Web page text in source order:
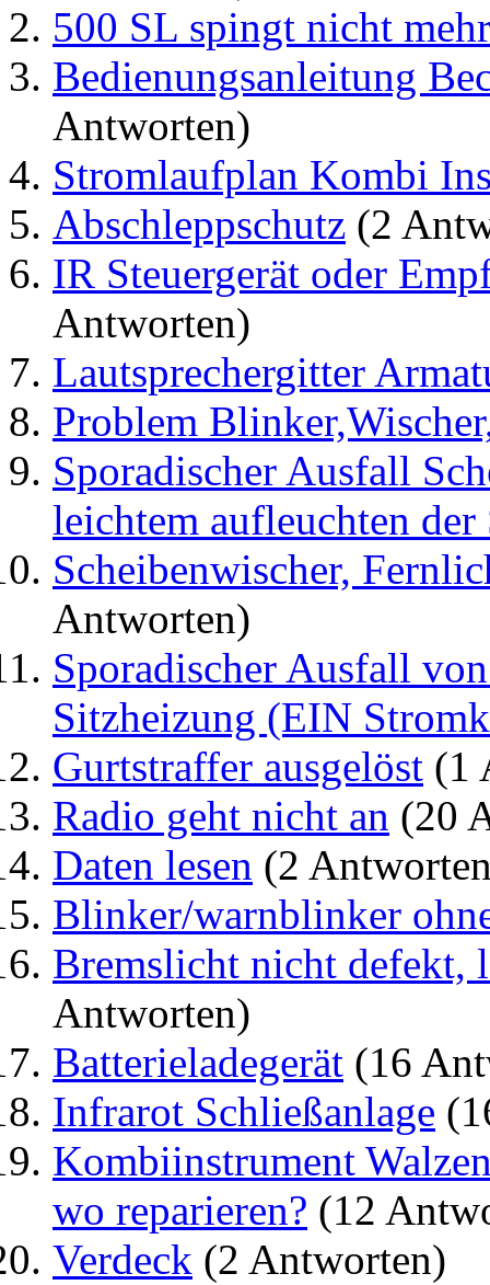
500 SL spingt nicht
Bedienungsanleitung
Antworten)
Stromlaufplan Kombi
Abschleppschutz (2
IR Steuergerät oder
Antworten)
Lautsprechergitter
Problem
Sporadischer Ausfall
leichtem aufleuchten der
Scheibenwischer,
Antworten)
Sporadischer Ausfall
Sitzheizung (EIN
Gurtstraffer ausgelöst (1
Radio geht nicht an (20
Daten lesen (2
Blinker/warnblinker
Bremslicht nicht defekt,
Antworten)
Batterieladegerät (16
Infrarot Schließanlage
Kombiinstrument
wo reparieren? (12
Verdeck (2 Antworten)